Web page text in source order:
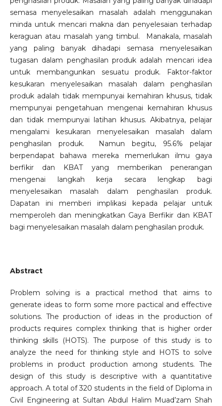
semasa menyelesaikan masalah adalah menggunakan
minda untuk mencari makna dan penyelesaian terhadap
keraguan atau masalah yang timbul. Manakala, masalah
yang paling banyak dihadapi semasa menyelesaikan
tugasan dalam penghasilan produk adalah mencari idea
untuk membangunkan sesuatu produk. Faktor-faktor
kesukaran menyelesaikan masalah dalam penghasilan
produk adalah tidak mempunyai kemahiran khusus, tidak
mempunyai pengetahuan mengenai kemahiran khusus
dan tidak mempunyai latihan khusus. Akibatnya, pelajar
mengalami kesukaran menyelesaikan masalah dalam
penghasilan produk. Namun begitu, 95.6% pelajar
berpendapat bahawa mereka memerlukan ilmu gaya
berfikir dan KBAT yang memberikan penerangan
mengenai langkah kerja secara lengkap bagi
menyelesaikan masalah dalam penghasilan produk.
Dapatan ini memberi implikasi kepada pelajar untuk
memperoleh dan meningkatkan Gaya Berfikir dan KBAT
bagi menyelesaikan masalah dalam penghasilan produk.
Abstract
Problem solving is a practical method that aims to
generate ideas to form some more pactical and effective
solutions. The production of ideas in the production of
products requires complex thinking that is higher order
thinking skills (HOTS). The purpose of this study is to
analyze the need for thinking style and HOTS to solve
problems in product production among students. The
design of this study is descriptive with a quantitative
approach. A total of 320 students in the field of Diploma in
Civil Engineering at Sultan Abdul Halim Muad’zam Shah